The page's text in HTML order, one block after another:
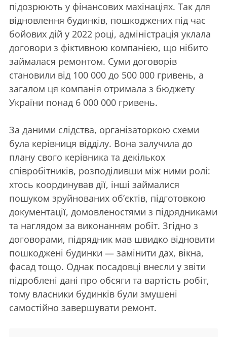
підозрюють у фінансових махінаціях. Так для
відновлення будинків, пошкоджених під час
бойових дій у 2022 році, адміністрація уклала
договори з фіктивною компанією, що нібито
займалася ремонтом. Суми договорів
становили від 100 000 до 500 000 гривень, а
загалом ця компанія отримала з бюджету
України понад 6 000 000 гривень.
За даними слідства, організаторкою схеми
була керівниця відділу. Вона залучила до
плану свого керівника та декількох
співробітників, розподіливши між ними ролі:
хтось координував дії, інші займалися
пошуком зруйнованих об’єктів, підготовкою
документації, домовленостями з підрядниками
та наглядом за виконанням робіт. Згідно з
договорами, підрядник мав швидко відновити
пошкоджені будинки — замінити дах, вікна,
фасад тощо. Однак посадовці внесли у звіти
підроблені дані про обсяги та вартість робіт,
тому власники будинків були змушені
самостійно завершувати ремонт.